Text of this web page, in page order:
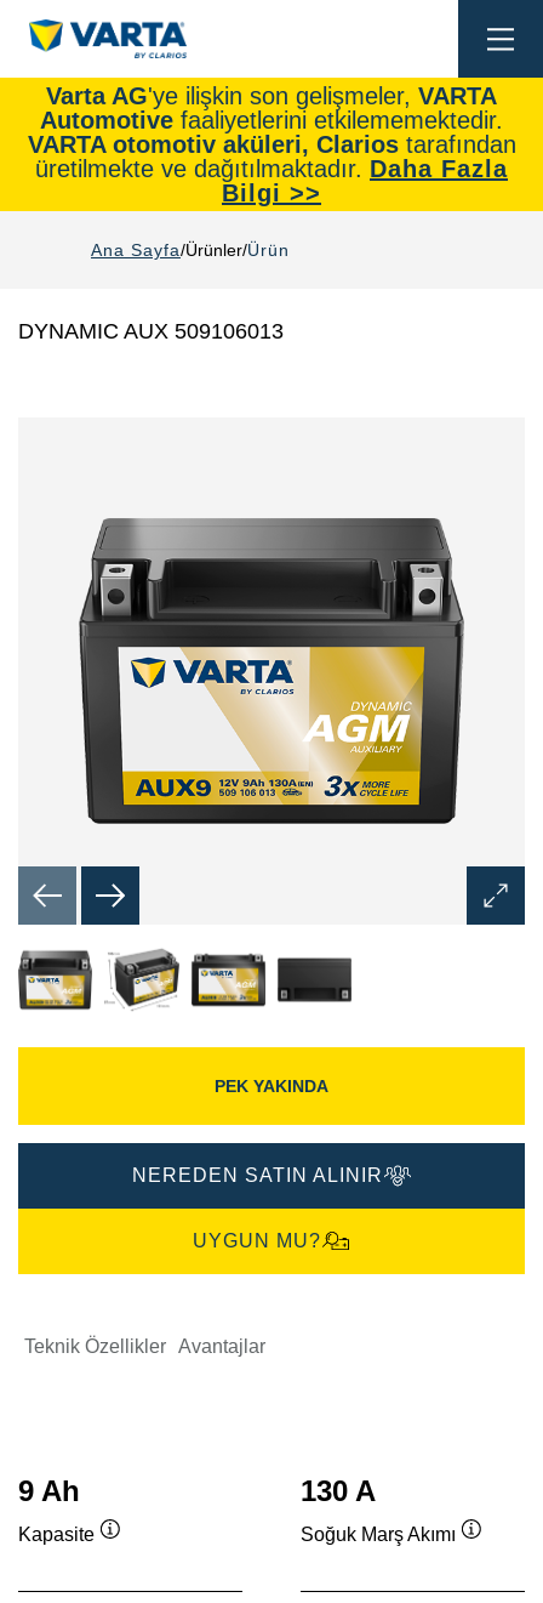
Varta AG'ye ilişkin son gelişmeler, VARTA
Automotive faaliyetlerini etkilememektedir.
VARTA otomotiv aküleri, Clarios tarafından
üretilmekte ve dağıtılmaktadır. Daha Fazla
Bilgi >>
Ana Sayfa Ürünler Ürün
DYNAMIC AUX 509106013
Aç
PEK YAKINDA
NEREDEN SATIN ALINIR
UYGUN MU?
Teknik Özellikler Avantajlar
9 Ah
Kapasite
130 A
Soğuk Marş Akımı